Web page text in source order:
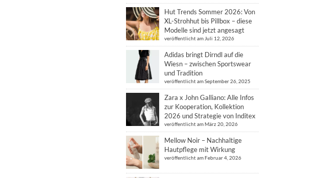
Hut Trends Sommer 2026: Von
XL-Strohhut bis Pillbox – diese
Modelle sind jetzt angesagt
veröffentlicht am Juli 12, 2026
Adidas bringt Dirndl auf die
Wiesn – zwischen Sportswear
und Tradition
veröffentlicht am September 26, 2025
Zara x John Galliano: Alle Infos
zur Kooperation, Kollektion
2026 und Strategie von Inditex
veröffentlicht am März 20, 2026
Mellow Noir – Nachhaltige
Hautpflege mit Wirkung
veröffentlicht am Februar 4, 2026